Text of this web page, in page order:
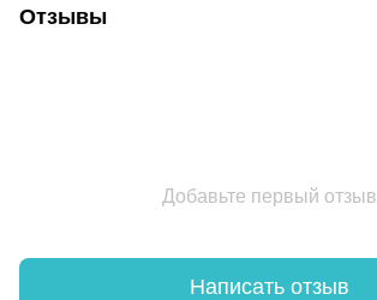
Отзывы
Добавьте первый отзыв
Написать отзыв